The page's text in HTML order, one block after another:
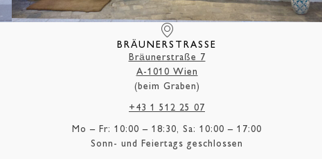
BRÄUNERSTRASSE
Bräunerstraße 7
A-1010 Wien
(beim Graben)
+43 1 512 25 07
Mo – Fr: 10:00 – 18:30, Sa: 10:00 – 17:00
Sonn- und Feiertags geschlossen